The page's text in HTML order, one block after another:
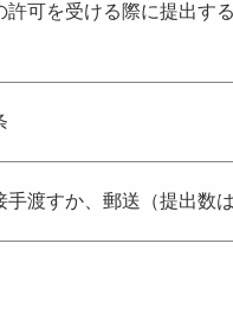
可を受ける際に提出す
渡すか、郵送（提出数は